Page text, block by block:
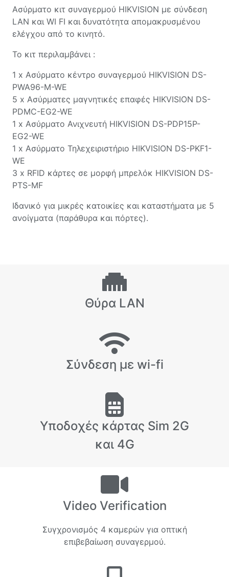
Ασύρματο κιτ συναγερμού HIKVISION με σύνδεση
LAN και WI FI και δυνατότητα απομακρυσμένου
ελέγχου από το κινητό.
Το κιτ περιλαμβάνει :
1 x Ασύρματο κέντρο συναγερμού HIKVISION DS-
PWA96-M-WE
5 x Ασύρματες μαγνητικές επαφές HIKVISION DS-
PDMC-EG2-WE
1 x Ασύρματο Ανιχνευτή HIKVISION DS-PDP15P-
EG2-WE
1 x Ασύρματο Τηλεχειριστήριο HIKVISION DS-PKF1-
WE
3 x RFID κάρτες σε µορφή µπρελόκ HIKVISION DS-
PTS-MF
Ιδανικό για μικρές κατοικίες και καταστήματα με 5
ανοίγματα (παράθυρα και πόρτες).
Θύρα LAN
Σύνδεση με wi-fi
Υποδοχές κάρτας Sim 2G
και 4G
Video Verification
Συγχρονισμός 4 καμερών για οπτική
επιβεβαίωση συναγερμού.